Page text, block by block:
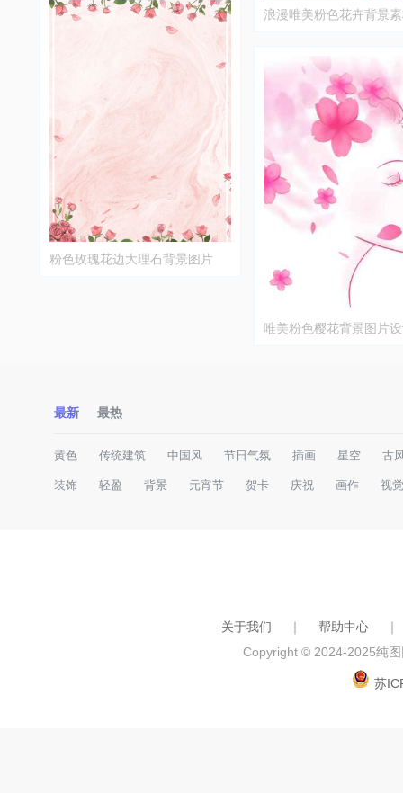
粉色玫瑰花边大理石背景图片
浪漫唯美粉色花卉背景
唯美粉色樱花背景图片
最新 最热
黄色 传统建筑 中国风 节日气氛 插画 星空 古
装饰 轻盈 背景 元宵节 贺卡 庆祝 画作 视
关于我们 ｜ 帮助中心
｜
Copyright © 2024-2025纯
苏